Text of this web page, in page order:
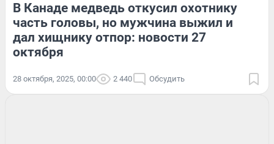
В Канаде медведь откусил охотнику
часть головы, но мужчина выжил и
дал хищнику отпор: новости 27
октября
28 октября, 2025, 00:00 2 440 Обсудить